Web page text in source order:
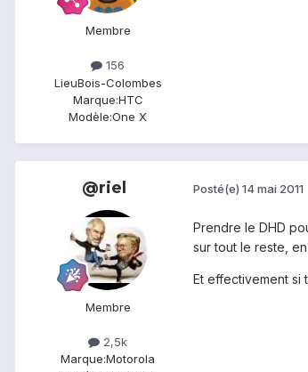
Membre
156
LieuBois-Colombes
Marque:HTC
Modèle:One X
@riel
Membre
2,5k
Marque:Motorola
Posté(e) 14 mai 2011
Prendre le DHD
sur tout le reste,
Et effectivement si